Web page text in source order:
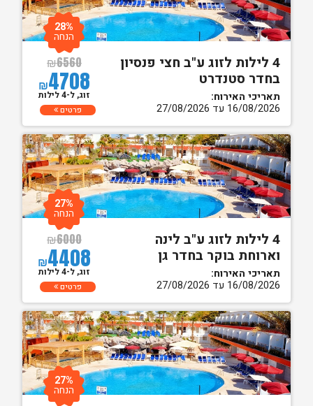
4 לילות לזוג ע"ב חצי פנסיון
בחדר סטנדרט
תאריכי האירוח:
16/08/2026 עד 27/08/2026
₪6560
₪4708
28%
הנחה
זוג, ל-4 לילות
פרטים
4 לילות לזוג ע"ב לינה
וארוחת בוקר בחדר גן
תאריכי האירוח:
16/08/2026 עד 27/08/2026
₪6000
₪4408
27%
הנחה
זוג, ל-4 לילות
פרטים
27%
הנחה